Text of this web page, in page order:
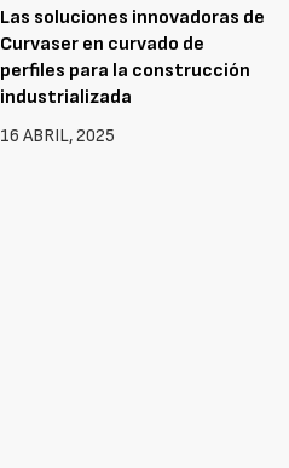
Las soluciones innovadoras de
Curvaser en curvado de
perfiles para la construcción
industrializada
16 ABRIL, 2025